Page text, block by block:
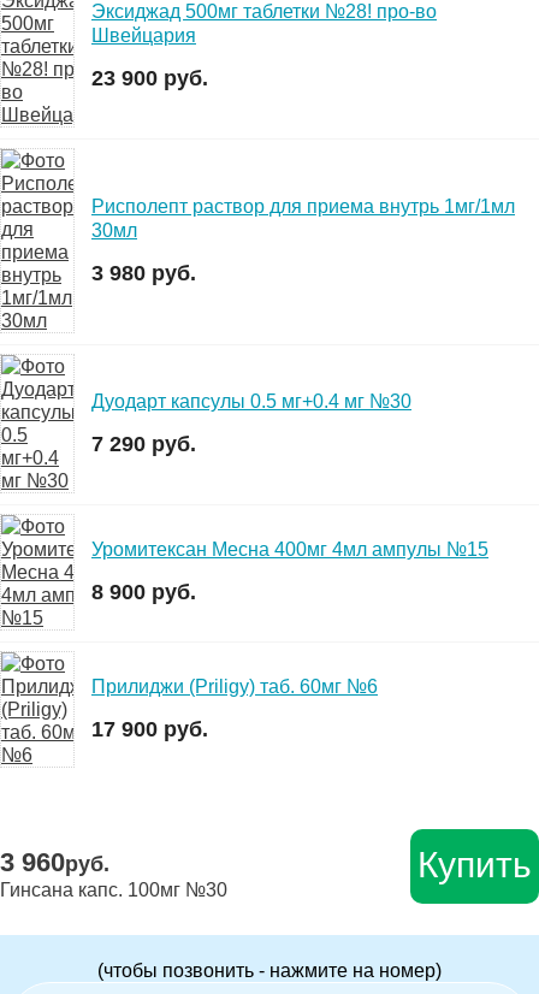
Эксиджад 500мг таблетки №28! про-во
Швейцария
23 900 руб.
Рисполепт раствор для приема внутрь 1мг/1мл
30мл
3 980 руб.
Дуодарт капсулы 0.5 мг+0.4 мг №30
7 290 руб.
Уромитексан Месна 400мг 4мл ампулы №15
8 900 руб.
Прилиджи (Priligy) таб. 60мг №6
17 900 руб.
3 960руб.
Гинсана капс. 100мг №30
Купить
(чтобы позвонить - нажмите на номер)